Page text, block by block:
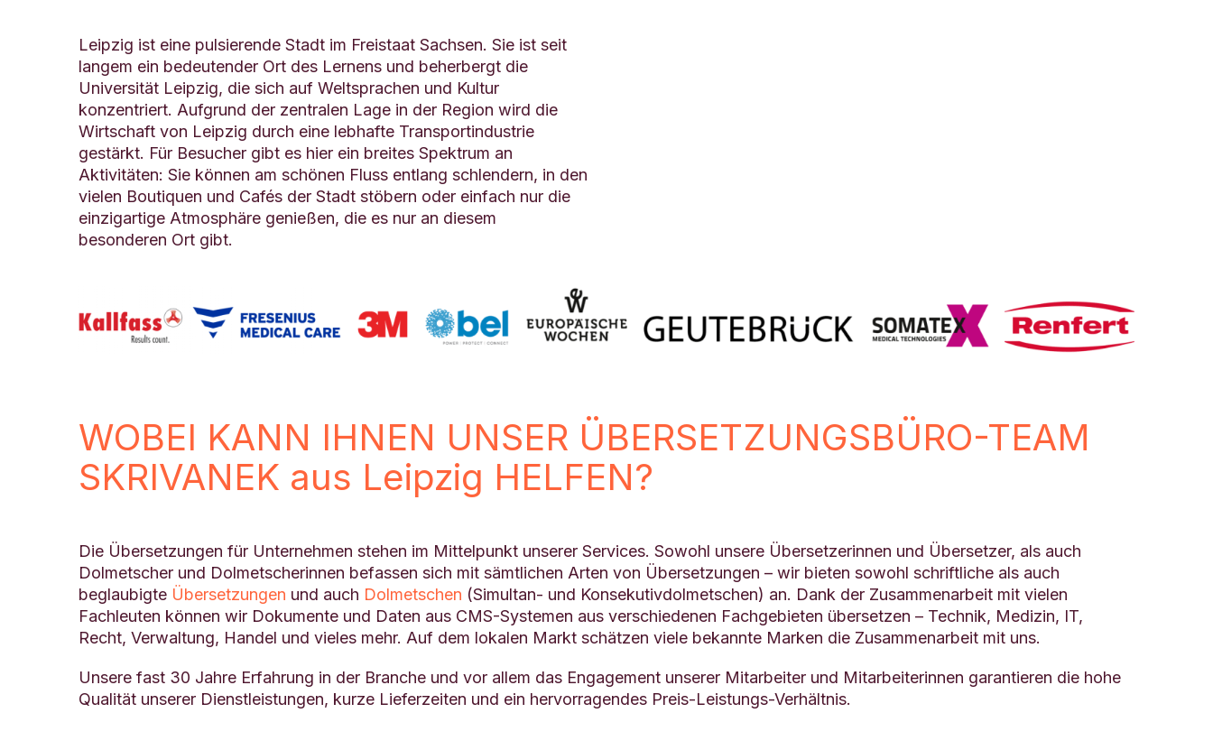
Leipzig ist eine pulsierende Stadt im Freistaat Sachsen. Sie ist seit
langem ein bedeutender Ort des Lernens und beherbergt die
Universität Leipzig, die sich auf Weltsprachen und Kultur
konzentriert. Aufgrund der zentralen Lage in der Region wird die
Wirtschaft von Leipzig durch eine lebhafte Transportindustrie
gestärkt. Für Besucher gibt es hier ein breites Spektrum an
Aktivitäten: Sie können am schönen Fluss entlang schlendern, in den
vielen Boutiquen und Cafés der Stadt stöbern oder einfach nur die
einzigartige Atmosphäre genießen, die es nur an diesem
besonderen Ort gibt.
s
c
WOBEI KANN IHNEN UNSER ÜBERSETZUNGSBÜRO-TEAM
SKRIVANEK aus Leipzig HELFEN?
Die Übersetzungen für Unternehmen stehen im Mittelpunkt unserer Services. Sowohl unsere Übersetzerinnen und Übersetzer, als auch
Dolmetscher und Dolmetscherinnen befassen sich mit sämtlichen Arten von Übersetzungen – wir bieten sowohl schriftliche als auch
beglaubigte Übersetzungen und auch Dolmetschen (Simultan- und Konsekutivdolmetschen) an. Dank der Zusammenarbeit mit vielen
Fachleuten können wir Dokumente und Daten aus CMS-Systemen aus verschiedenen Fachgebieten übersetzen – Technik, Medizin, IT,
Recht, Verwaltung, Handel und vieles mehr. Auf dem lokalen Markt schätzen viele bekannte Marken die Zusammenarbeit mit uns.
Unsere fast 30 Jahre Erfahrung in der Branche und vor allem das Engagement unserer Mitarbeiter und Mitarbeiterinnen garantieren die hohe
Qualität unserer Dienstleistungen, kurze Lieferzeiten und ein hervorragendes Preis-Leistungs-Verhältnis.